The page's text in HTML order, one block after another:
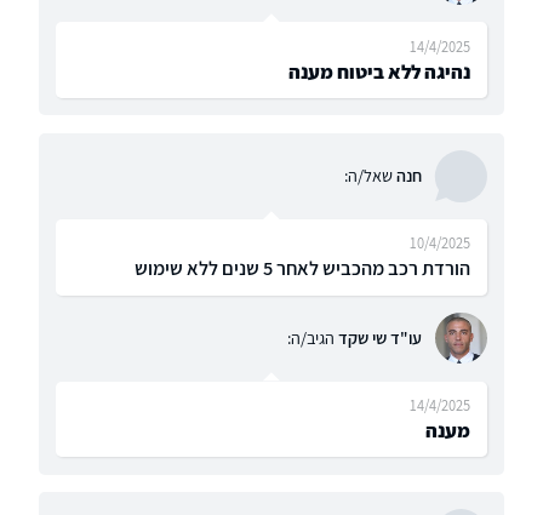
נהיגה ללא ביטוח מענה
14/4/2025
חנהשאל/ה:
הורדת רכב מהכביש לאחר 5 שנים ללא שימוש
10/4/2025
עו"ד שי שקד הגיב/ה:
מענה
14/4/2025